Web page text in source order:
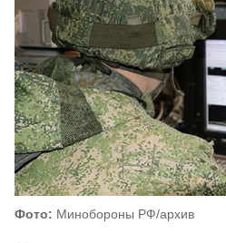
Фото: Минобороны РФ/архив